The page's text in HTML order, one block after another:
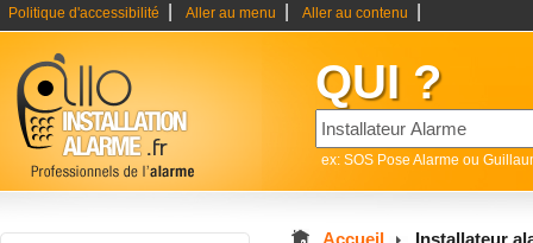
Politique d'accessibilité Aller au menu Aller au contenu
QUI ?
ex: SOS Pose Alarme ou
Accueil Installateur